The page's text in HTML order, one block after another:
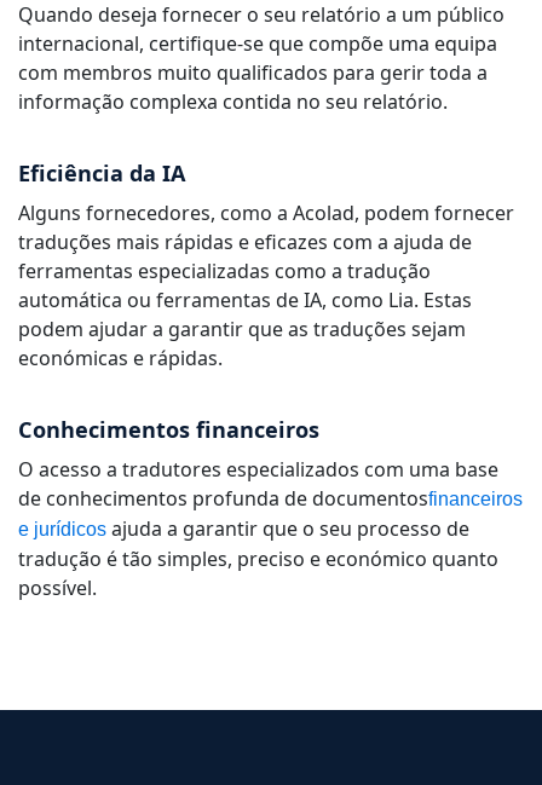
Quando deseja fornecer o seu relatório a um público
internacional, certifique-se que compõe uma equipa
com membros muito qualificados para gerir toda a
informação complexa contida no seu relatório.
Eficiência da IA
Alguns fornecedores, como a Acolad, podem fornecer
traduções mais rápidas e eficazes com a ajuda de
ferramentas especializadas como a tradução
automática ou ferramentas de IA, como Lia. Estas
podem ajudar a garantir que as traduções sejam
económicas e rápidas.
Conhecimentos financeiros
O acesso a tradutores especializados com uma base
de conhecimentos profunda dedocumentosfinanceiros
e jurídicos ajuda a garantir que o seu processo de
tradução é tão simples, preciso e económico quanto
possível.